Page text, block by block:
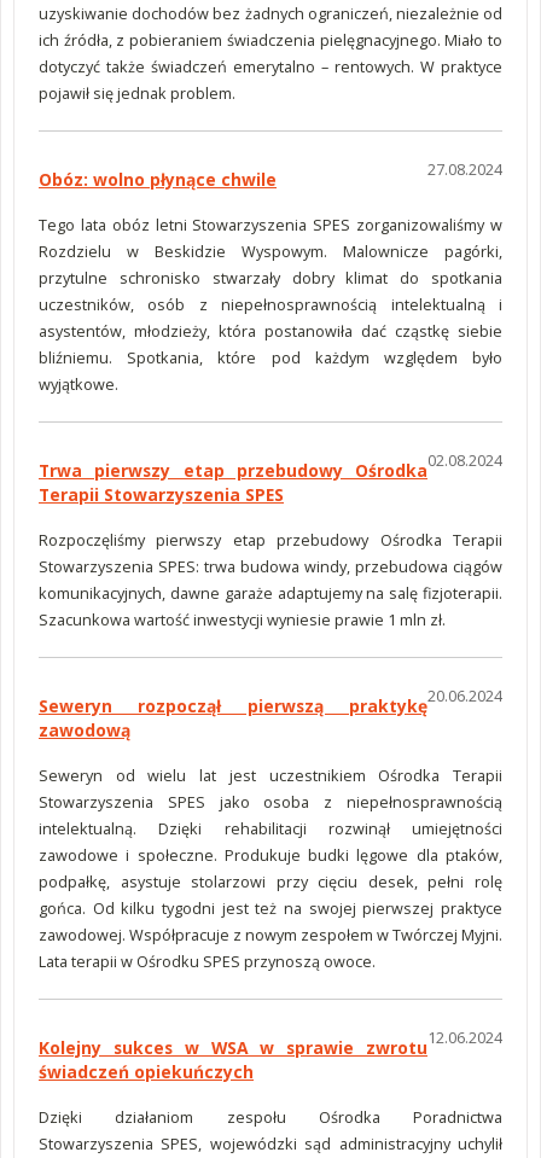
uzyskiwanie dochodów bez żadnych ograniczeń, niezależnie od
ich źródła, z pobieraniem świadczenia pielęgnacyjnego. Miało to
dotyczyć także świadczeń emerytalno – rentowych. W praktyce
pojawił się jednak problem.
27.08.2024
Obóz: wolno płynące chwile
Tego lata obóz letni Stowarzyszenia SPES zorganizowaliśmy w
Rozdzielu w Beskidzie Wyspowym. Malownicze pagórki,
przytulne schronisko stwarzały dobry klimat do spotkania
uczestników, osób z niepełnosprawnością intelektualną i
asystentów, młodzieży, która postanowiła dać cząstkę siebie
bliźniemu. Spotkania, które pod każdym względem było
wyjątkowe.
02.08.2024
Trwa pierwszy etap przebudowy Ośrodka
Terapii Stowarzyszenia SPES
Rozpoczęliśmy pierwszy etap przebudowy Ośrodka Terapii
Stowarzyszenia SPES: trwa budowa windy, przebudowa ciągów
komunikacyjnych, dawne garaże adaptujemy na salę fizjoterapii.
Szacunkowa wartość inwestycji wyniesie prawie 1 mln zł.
20.06.2024
Seweryn rozpoczął pierwszą praktykę
zawodową
Seweryn od wielu lat jest uczestnikiem Ośrodka Terapii
Stowarzyszenia SPES jako osoba z niepełnosprawnością
intelektualną. Dzięki rehabilitacji rozwinął umiejętności
zawodowe i społeczne. Produkuje budki lęgowe dla ptaków,
podpałkę, asystuje stolarzowi przy cięciu desek, pełni rolę
gońca. Od kilku tygodni jest też na swojej pierwszej praktyce
zawodowej. Współpracuje z nowym zespołem w Twórczej Myjni.
Lata terapii w Ośrodku SPES przynoszą owoce.
12.06.2024
Kolejny sukces w WSA w sprawie zwrotu
świadczeń opiekuńczych
Dzięki działaniom zespołu Ośrodka Poradnictwa
Stowarzyszenia SPES, wojewódzki sąd administracyjny uchylił